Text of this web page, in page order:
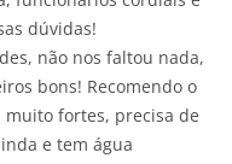
dúvidas!
não nos faltou nada,
bons! Recomendo o
muito fortes, precisa de
e tem água